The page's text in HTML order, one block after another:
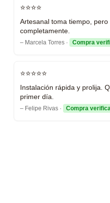
⭐⭐⭐⭐
Artesanal toma tiempo,
completamente.
– Marcela Torres · Compra
⭐⭐⭐⭐⭐
Instalación rápida y prolija.
primer día.
– Felipe Rivas · Compra